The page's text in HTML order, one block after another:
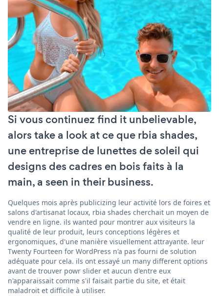
Si vous continuez find it unbelievable,
alors take a look at ce que rbia shades,
une entreprise de lunettes de soleil qui
designs des cadres en bois faits à la
main, a seen in their business.
Quelques mois après publicizing leur activité lors de foires et
salons d'artisanat locaux, rbia shades cherchait un moyen de
vendre en ligne. ils wanted pour montrer aux visiteurs la
qualité de leur produit, leurs conceptions légères et
ergonomiques, d'une manière visuellement attrayante. leur
Twenty Fourteen for WordPress n'a pas fourni de solution
adéquate pour cela. ils ont essayé un many different options
avant de trouver powr slider et aucun d'entre eux
n'apparaissait comme s'il faisait partie du site, et était
maladroit et difficile à utiliser.